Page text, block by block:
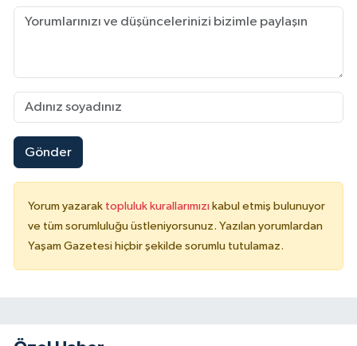
Gönder
Yorum yazarak topluluk kurallarımızı kabul etmiş bulunuyor
ve tüm sorumluluğu üstleniyorsunuz. Yazılan yorumlardan
Yaşam Gazetesi hiçbir şekilde sorumlu tutulamaz.